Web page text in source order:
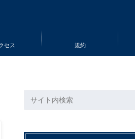
セス 規約